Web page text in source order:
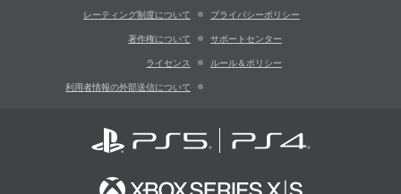
レーティング制度について プライバシーポリシー
著作権について サポートセンター
ライセンス ルール＆ポリシー
利用者情報の外部送信について